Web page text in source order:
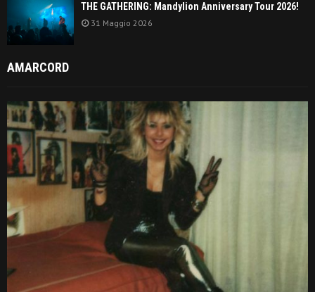
THE GATHERING: Mandylion Anniversary Tour 2026!
31 Maggio 2026
AMARCORD